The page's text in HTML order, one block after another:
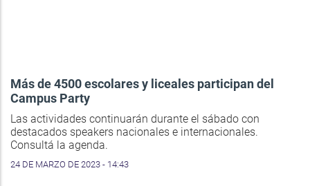
Más de 4500 escolares y liceales participan del
Campus Party
Las actividades continuarán durante el sábado con
destacados speakers nacionales e internacionales.
Consultá la agenda.
24 DE MARZO DE 2023 - 14:43